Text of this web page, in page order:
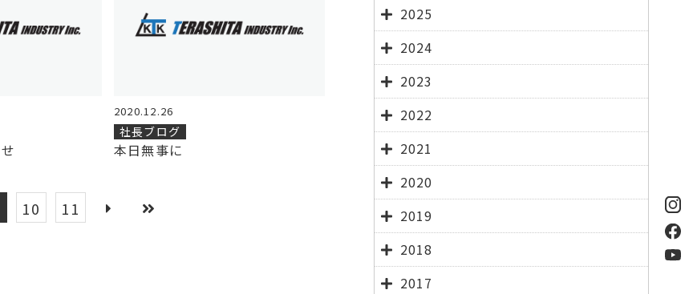
2020.12.26
社長ブログ
本日無事に
10 11
2025
2024
2023
2022
2021
2020
2019
2018
2017